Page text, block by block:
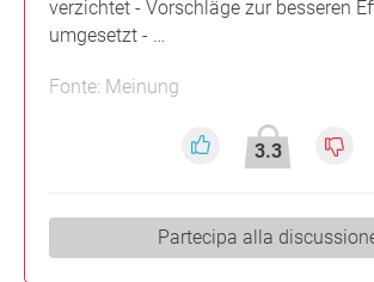
verzichtet - Vorschläge zur besseren
umgesetzt - …
Fonte: Meinung
3.3
Partecipa alla